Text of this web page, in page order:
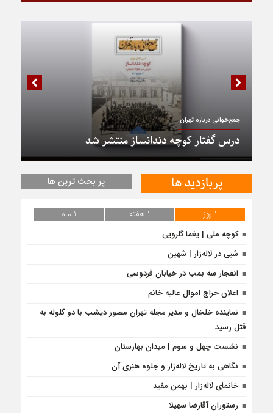
جمع‌خوانی درباره تهران:
درس گفتار کوچه دندانساز منتشر شد
پربازدید ها پر بحث ترین ها
1 روز 1 هفته
1 ماه
کوچه ملی | یغما گلرویی
شبی در لاله‌زار | شهین
انفجار سه بمب در خیابان فردوسی
اعلان حراج اموال عالیه خانم
نماینده خلخال و مدیر مجله تهران مصور دیشب با دو گلوله به
قتل رسید
نشست چهل و سوم | میدان بهارستان
نگاهی به تاریخ لاله‌زار و جلوه هنری آن
خانمای لاله‌زار | بهمن مفید
رستوران آقارضا سهیلا